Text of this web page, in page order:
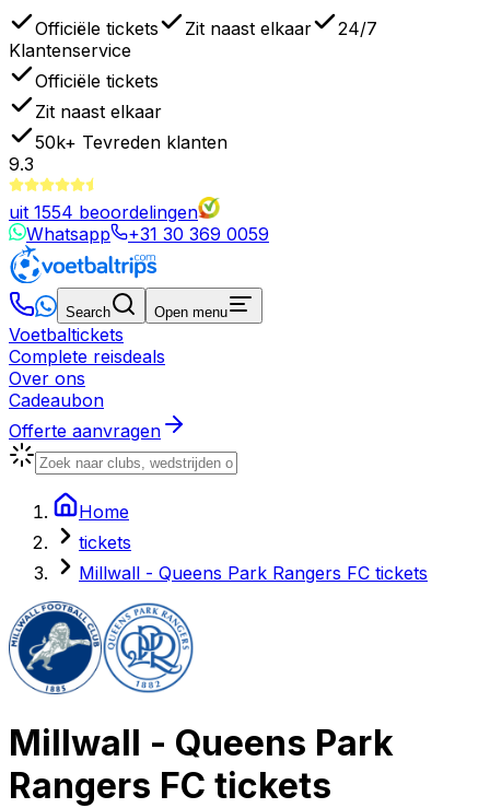
Officiële tickets Zit naast elkaar
24/7
Klantenservice
Officiële tickets
Zit naast elkaar
50k+ Tevreden klanten
9.3
uit 1554 beoordelingen
Whatsapp
+31 30 369 0059
Search Open menu
Voetbaltickets
Complete reisdeals
Over ons
Cadeaubon
Offerte aanvragen
Home
tickets
Millwall - Queens Park Rangers FC tickets
Millwall - Queens Park
Rangers FC tickets